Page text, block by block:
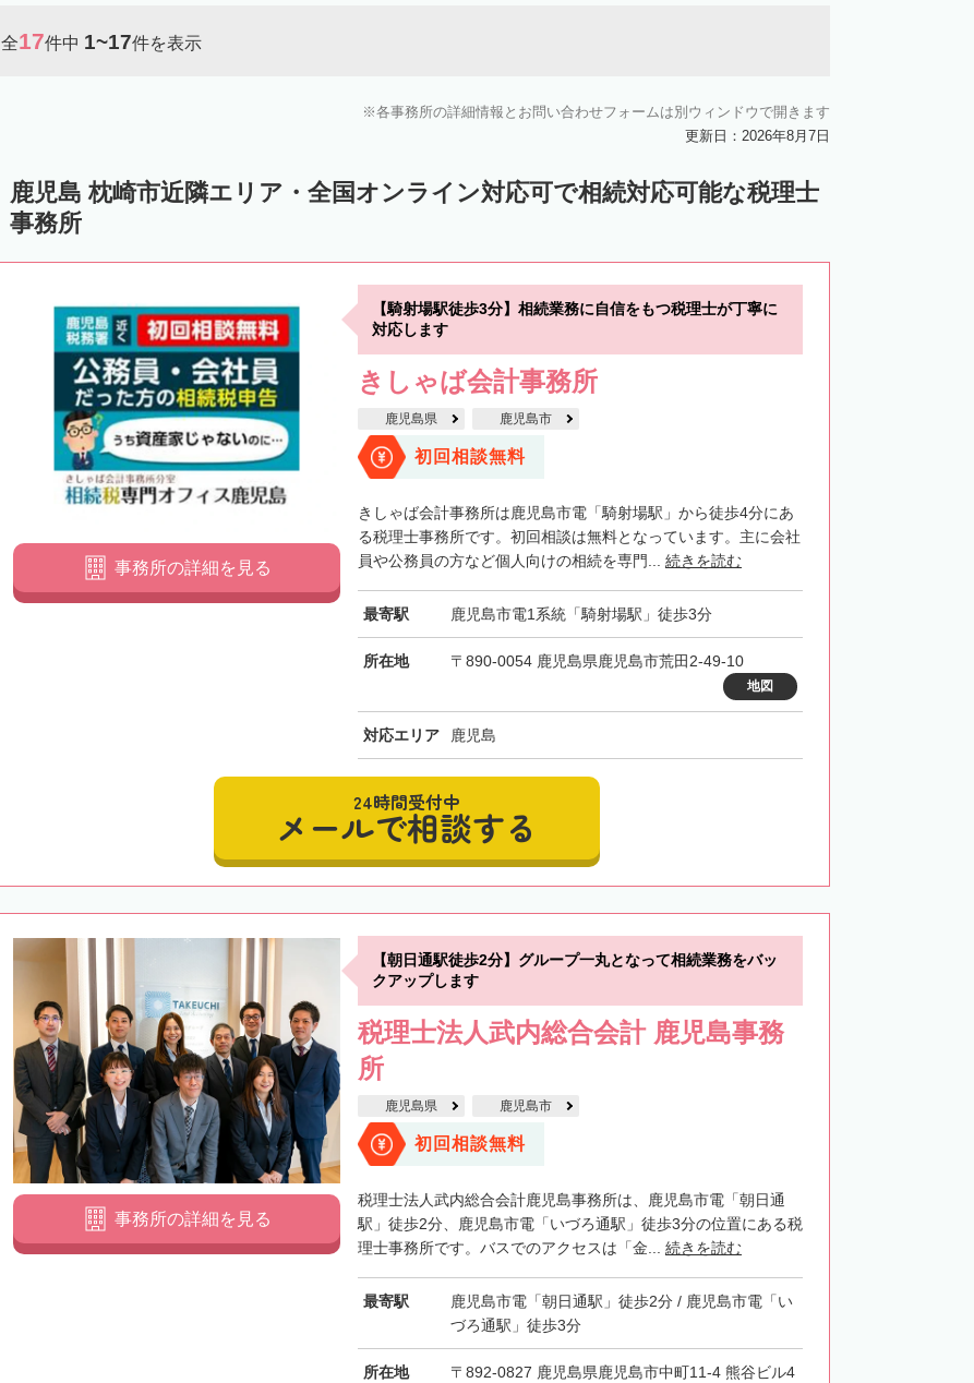
全17件中 1~17件を表示
各事務所の詳細情報とお問い合わせフォームは別ウィンドウで開きます
更新日：2026年8月7日
鹿児島 枕崎市近隣エリア・全国オンライン対応可で相続対応可能な税理士
事務所
【騎射場駅徒歩3分】相続業務に自信をもつ税理士が丁寧に
対応します
きしゃば会計事務所
鹿児島県 鹿児島市
初回相談無料
きしゃば会計事務所は鹿児島市電「騎射場駅」から徒歩4分にあ
る税理士事務所です。初回相談は無料となっています。主に会社
員や公務員の方など個人向けの相続を専門... 続きを読む
最寄駅 鹿児島市電1系統「騎射場駅」徒歩3分
所在地 〒890-0054 鹿児島県鹿児島市荒田2-49-10
地図
対応エリア 鹿児島
事務所の詳細を見る
24時間受付中
メールで相談する
【朝日通駅徒歩2分】グループ一丸となって相続業務をバッ
クアップします
税理士法人武内総合会計 鹿児島事務
所
鹿児島県 鹿児島市
初回相談無料
税理士法人武内総合会計鹿児島事務所は、鹿児島市電「朝日通
駅」徒歩2分、鹿児島市電「いづろ通駅」徒歩3分の位置にある税
理士事務所です。バスでのアクセスは「金... 続きを読む
最寄駅
鹿児島市電「朝日通駅」徒歩2分 / 鹿児島市電「い
づろ通駅」徒歩3分
所在地
〒892-0827 鹿児島県鹿児島市中町11-4 熊谷ビル4
事務所の詳細を見る